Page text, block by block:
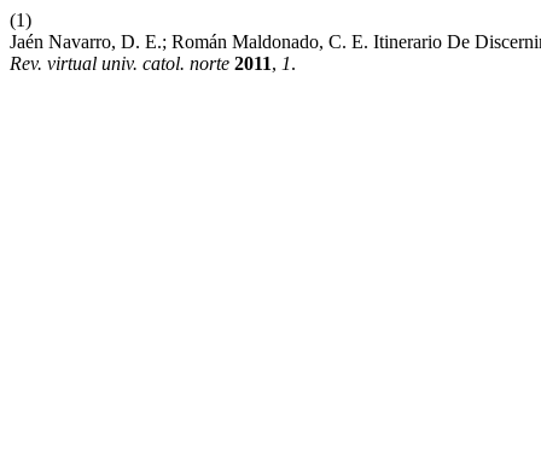
(1)
Jaén Navarro, D. E.; Román Maldonado, C. E. Itinerario De
Rev. virtual univ. catol. norte 2011, 1.